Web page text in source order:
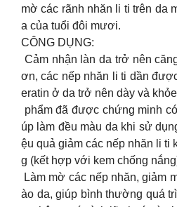
mờ các rãnh nhăn li ti trên da
a của tuổi đôi mươi.
CÔNG DỤNG:
Cảm nhận làn da trở nên
ơn, các nếp nhăn li ti dần
eratin ở da trở nên dày và
phẩm đã được chứng minh
úp làm đều màu da khi sử
ệu quả giảm các nếp nhăn li ti
g (kết hợp với kem chống
Làm mờ các nếp nhăn, giảm
ào da, giúp bình thường quá